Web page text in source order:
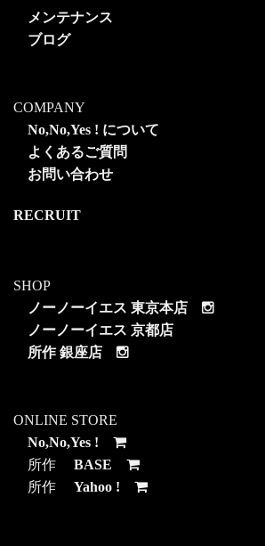
メンテナンス
ブログ
COMPANY
No,No,Yes ! について
よくあるご質問
お問い合わせ
RECRUIT
SHOP
ノーノーイエス 東京本店
ノーノーイエス 京都店
所作 銀座店
ONLINE STORE
No,No,Yes !
所作 BASE
所作 Yahoo !